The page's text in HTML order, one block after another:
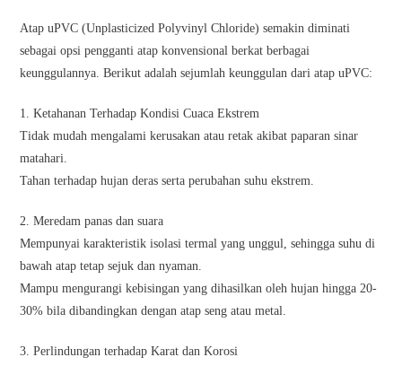
Atap uPVC (Unplasticized Polyvinyl Chloride) semakin diminati
sebagai opsi pengganti atap konvensional berkat berbagai
keunggulannya. Berikut adalah sejumlah keunggulan dari atap uPVC:
1. Ketahanan Terhadap Kondisi Cuaca Ekstrem
Tidak mudah mengalami kerusakan atau retak akibat paparan sinar
matahari.
Tahan terhadap hujan deras serta perubahan suhu ekstrem.
2. Meredam panas dan suara
Mempunyai karakteristik isolasi termal yang unggul, sehingga suhu di
bawah atap tetap sejuk dan nyaman.
Mampu mengurangi kebisingan yang dihasilkan oleh hujan hingga 20-
30% bila dibandingkan dengan atap seng atau metal.
3. Perlindungan terhadap Karat dan Korosi